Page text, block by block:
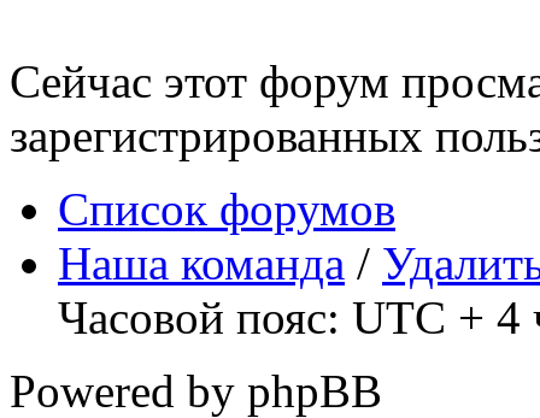
Сейчас этот форум
зарегистрированных
Список форумов
Наша команда /
Часовой пояс: UTC + 4
Powered by phpBB